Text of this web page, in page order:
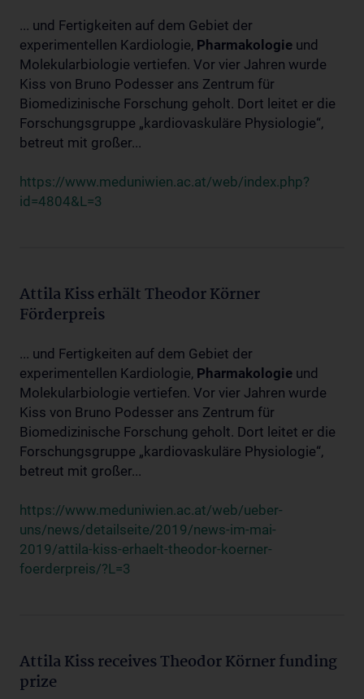
... und Fertigkeiten auf dem Gebiet der
experimentellen Kardiologie, Pharmakologie und
Molekularbiologie vertiefen. Vor vier Jahren wurde
Kiss von Bruno Podesser ans Zentrum für
Biomedizinische Forschung geholt. Dort leitet er die
Forschungsgruppe „kardiovaskuläre Physiologie“,
betreut mit großer...
https://www.meduniwien.ac.at/web/index.php?
id=4804&L=3
Attila Kiss erhält Theodor Körner
Förderpreis
... und Fertigkeiten auf dem Gebiet der
experimentellen Kardiologie, Pharmakologie und
Molekularbiologie vertiefen. Vor vier Jahren wurde
Kiss von Bruno Podesser ans Zentrum für
Biomedizinische Forschung geholt. Dort leitet er die
Forschungsgruppe „kardiovaskuläre Physiologie“,
betreut mit großer...
https://www.meduniwien.ac.at/web/ueber-
uns/news/detailseite/2019/news-im-mai-
2019/attila-kiss-erhaelt-theodor-koerner-
foerderpreis/?L=3
Attila Kiss receives Theodor Körner funding
prize